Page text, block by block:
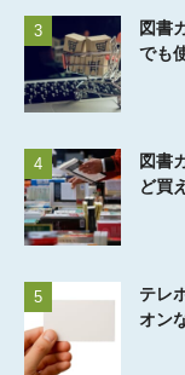
3
図書
でも
4
図書
ど買
5
テレ
オン